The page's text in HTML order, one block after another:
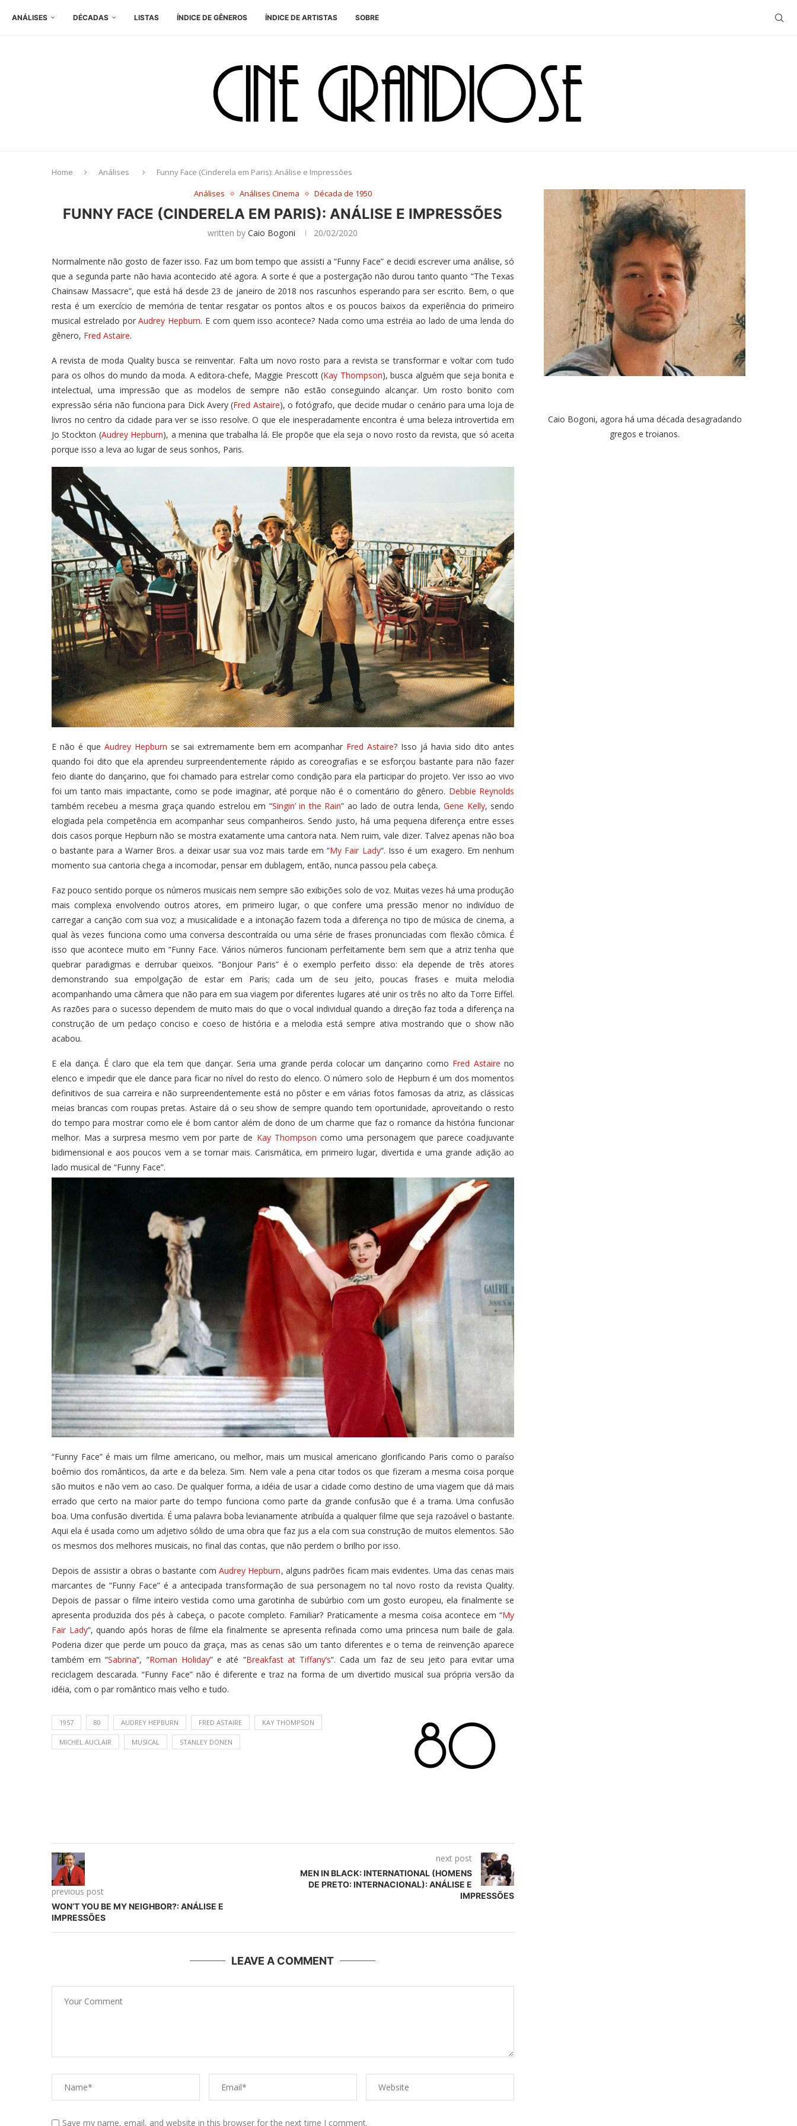
ANÁLISES DÉCADAS LISTAS ÍNDICE DE GÊNEROS ÍNDICE DE ARTISTAS SOBRE
Home Análises
Funny Face (Cinderela em Paris): Análise e Impressões
Análises
Análises Cinema Década de 1950
FUNNY FACE (CINDERELA EM PARIS): ANÁLISE E IMPRESSÕES
written byCaio Bogoni 20/02/2020
Normalmente não gosto de fazer isso. Faz um bom tempo que assisti a “Funny Face” e decidi escrever uma análise, só
que a segunda parte não havia acontecido até agora. A sorte é que a postergação não durou tanto quanto “The Texas
Chainsaw Massacre”, que está há desde 23 de janeiro de 2018 nos rascunhos esperando para ser escrito. Bem, o que
resta é um exercício de memória de tentar resgatar os pontos altos e os poucos baixos da experiência do primeiro
musical estrelado porAudrey Hepburn. E com quem isso acontece? Nada como uma estréia ao lado de uma lenda do
gênero, Fred Astaire.
A revista de moda Quality busca se reinventar. Falta um novo rosto para a revista se transformar e voltar com tudo
para os olhos do mundo da moda. A editora-chefe, Maggie Prescott (Kay Thompson), busca alguém que seja bonita e
intelectual, uma impressão que as modelos de sempre não estão conseguindo alcançar. Um rosto bonito com
expressão séria não funciona para Dick Avery (Fred Astaire), o fotógrafo, que decide mudar o cenário para uma loja de
livros no centro da cidade para ver se isso resolve. O que ele inesperadamente encontra é uma beleza introvertida em
Jo Stockton (Audrey Hepburn), a menina que trabalha lá. Ele propõe que ela seja o novo rosto da revista, que só aceita
porque isso a leva ao lugar de seus sonhos, Paris.
E não é que Audrey Hepburn se sai extremamente bem em acompanhar Fred Astaire? Isso já havia sido dito antes
quando foi dito que ela aprendeu surpreendentemente rápido as coreografias e se esforçou bastante para não fazer
feio diante do dançarino, que foi chamado para estrelar como condição para ela participar do projeto. Ver isso ao vivo
foi um tanto mais impactante, como se pode imaginar, até porque não é o comentário do gênero. Debbie Reynolds
também recebeu a mesma graça quando estrelou em “Singin’ in the Rain” ao lado de outra lenda,Gene Kelly, sendo
elogiada pela competência em acompanhar seus companheiros. Sendo justo, há uma pequena diferença entre esses
dois casos porque Hepburn não se mostra exatamente uma cantora nata. Nem ruim, vale dizer. Talvez apenas não boa
o bastante para a Warner Bros. a deixar usar sua voz mais tarde em “My Fair Lady“. Isso é um exagero. Em nenhum
momento sua cantoria chega a incomodar, pensar em dublagem, então, nunca passou pela cabeça.
Faz pouco sentido porque os números musicais nem sempre são exibições solo de voz. Muitas vezes há uma produção
mais complexa envolvendo outros atores, em primeiro lugar, o que confere uma pressão menor no indivíduo de
carregar a canção com sua voz; a musicalidade e a intonação fazem toda a diferença no tipo de música de cinema, a
qual às vezes funciona como uma conversa descontraída ou uma série de frases pronunciadas com flexão cômica. É
isso que acontece muito em “Funny Face. Vários números funcionam perfeitamente bem sem que a atriz tenha que
quebrar paradigmas e derrubar queixos. “Bonjour Paris” é o exemplo perfeito disso: ela depende de três atores
demonstrando sua empolgação de estar em Paris; cada um de seu jeito, poucas frases e muita melodia
acompanhando uma câmera que não para em sua viagem por diferentes lugares até unir os três no alto da Torre Eiffel.
As razões para o sucesso dependem de muito mais do que o vocal individual quando a direção faz toda a diferença na
construção de um pedaço conciso e coeso de história e a melodia está sempre ativa mostrando que o show não
acabou.
E ela dança. É claro que ela tem que dançar. Seria uma grande perda colocar um dançarino como Fred Astaire no
elenco e impedir que ele dance para ficar no nível do resto do elenco. O número solo de Hepburn é um dos momentos
definitivos de sua carreira e não surpreendentemente está no pôster e em várias fotos famosas da atriz, as clássicas
meias brancas com roupas pretas. Astaire dá o seu show de sempre quando tem oportunidade, aproveitando o resto
do tempo para mostrar como ele é bom cantor além de dono de um charme que faz o romance da história funcionar
melhor. Mas a surpresa mesmo vem por parte de Kay Thompson como uma personagem que parece coadjuvante
bidimensional e aos poucos vem a se tornar mais. Carismática, em primeiro lugar, divertida e uma grande adição ao
lado musical de “Funny Face”.
“Funny Face” é mais um filme americano, ou melhor, mais um musical americano glorificando Paris como o paraíso
boêmio dos românticos, da arte e da beleza. Sim. Nem vale a pena citar todos os que fizeram a mesma coisa porque
são muitos e não vem ao caso. De qualquer forma, a idéia de usar a cidade como destino de uma viagem que dá mais
errado que certo na maior parte do tempo funciona como parte da grande confusão que é a trama. Uma confusão
boa. Uma confusão divertida. É uma palavra boba levianamente atribuída a qualquer filme que seja razoável o bastante.
Aqui ela é usada como um adjetivo sólido de uma obra que faz jus a ela com sua construção de muitos elementos. São
os mesmos dos melhores musicais, no final das contas, que não perdem o brilho por isso.
Depois de assistir a obras o bastante comAudrey Hepburn, alguns padrões ficam mais evidentes. Uma das cenas mais
marcantes de “Funny Face” é a antecipada transformação de sua personagem no tal novo rosto da revista Quality.
Depois de passar o filme inteiro vestida como uma garotinha de subúrbio com um gosto europeu, ela finalmente se
apresenta produzida dos pés à cabeça, o pacote completo. Familiar? Praticamente a mesma coisa acontece em “My
Fair Lady“, quando após horas de filme ela finalmente se apresenta refinada como uma princesa num baile de gala.
Poderia dizer que perde um pouco da graça, mas as cenas são um tanto diferentes e o tema de reinvenção aparece
também em “Sabrina“, “Roman Holiday” e até “Breakfast at Tiffany’s“. Cada um faz de seu jeito para evitar uma
reciclagem descarada. “Funny Face” não é diferente e traz na forma de um divertido musical sua própria versão da
idéia, com o par romântico mais velho e tudo.
1957 80 AUDREY HEPBURN FRED ASTAIRE KAY THOMPSON
MICHEL AUCLAIR MUSICAL STANLEY DONEN
previous post
WON’T YOU BE MY NEIGHBOR?: ANÁLISE E
IMPRESSÕES
next post
MEN IN BLACK: INTERNATIONAL (HOMENS
DE PRETO: INTERNACIONAL): ANÁLISE E
IMPRESSÕES
LEAVE A COMMENT
Save my name, email, and website in this browser for the next time I comment.
Caio Bogoni, agora há uma década desagradando
gregos e troianos.